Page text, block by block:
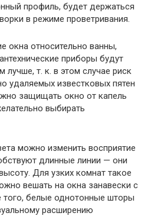
профиль, будет держаться
в режиме проветривания.
окна относительно ванны,
приборы будут
лучше, т. к. в этом случае риск
удаляемых известковых пятен
защищать окно от капель
выбирать
можно изменить восприятие
длинные линии — они
Для узких комнат такое
вешать на окна занавески с
белые однотонные шторы
расширению